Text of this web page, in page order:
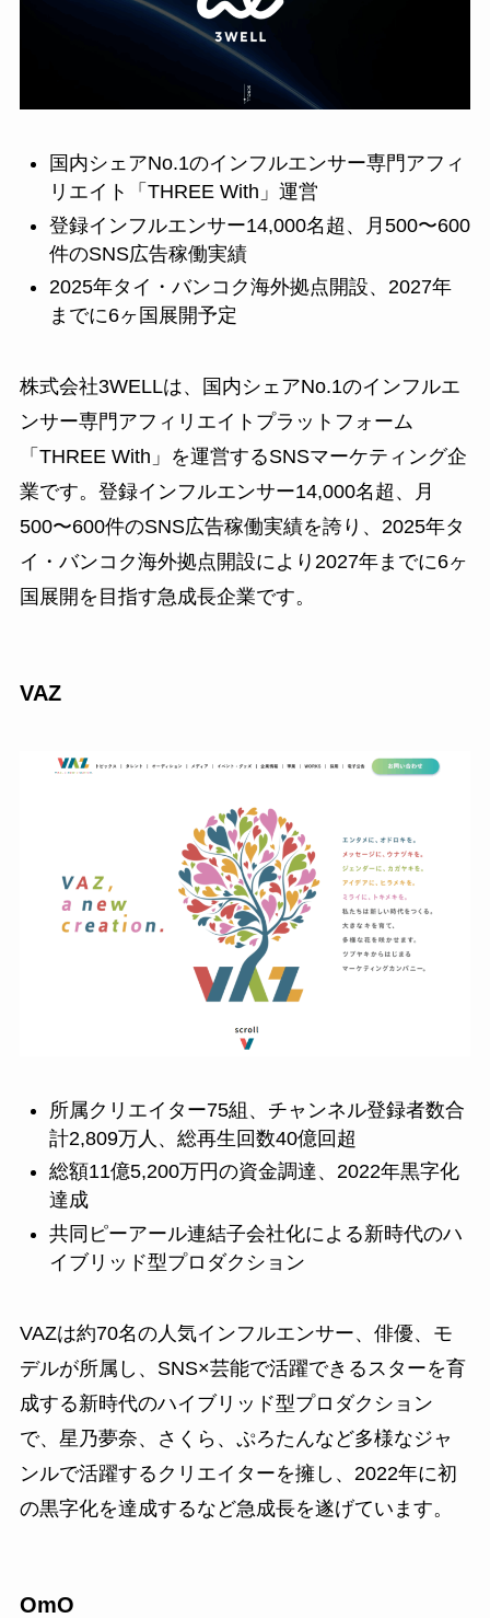
国内シェアNo.1のインフルエンサー専門アフィ
リエイト「THREE With」運営
登録インフルエンサー14,000名超、月500〜600
件のSNS広告稼働実績
2025年タイ・バンコク海外拠点開設、2027年
までに6ヶ国展開予定
株式会社3WELLは、国内シェアNo.1のインフルエ
ンサー専門アフィリエイトプラットフォーム
「THREE With」を運営するSNSマーケティング企
業です。登録インフルエンサー14,000名超、月
500〜600件のSNS広告稼働実績を誇り、2025年タ
イ・バンコク海外拠点開設により2027年までに6ヶ
国展開を目指す急成長企業です。
VAZ
所属クリエイター75組、チャンネル登録者数合
計2,809万人、総再生回数40億回超
総額11億5,200万円の資金調達、2022年黒字化
達成
共同ピーアール連結子会社化による新時代のハ
イブリッド型プロダクション
VAZは約70名の人気インフルエンサー、俳優、モ
デルが所属し、SNS×芸能で活躍できるスターを育
成する新時代のハイブリッド型プロダクション
で、星乃夢奈、さくら、ぷろたんなど多様なジャ
ンルで活躍するクリエイターを擁し、2022年に初
の黒字化を達成するなど急成長を遂げています。
OmO